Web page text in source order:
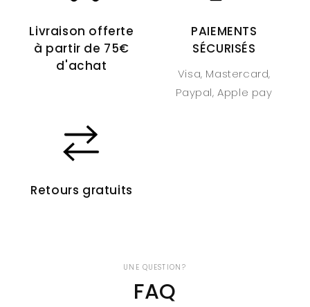
Livraison offerte
à partir de 75€
d'achat
PAIEMENTS
SÉCURISÉS
Visa, Mastercard,
Paypal, Apple pay
Retours gratuits
UNE QUESTION?
FAQ